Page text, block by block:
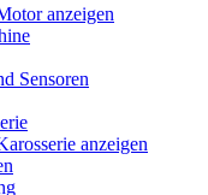
anzeigen
Sensoren
anzeigen